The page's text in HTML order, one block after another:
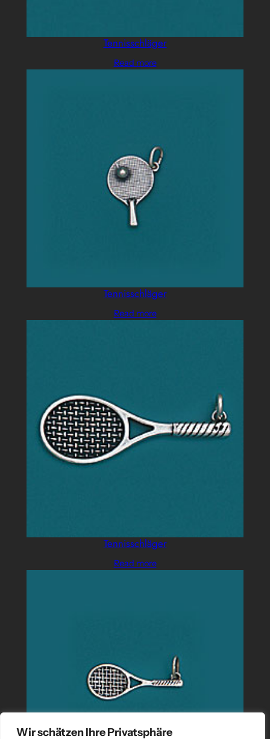
Wir schätzen Ihre Privatsphäre
Tennisschläger
Read more
Tennisschläger
Read more
Tennisschläger
Read more